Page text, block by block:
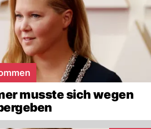
musste sich wegen